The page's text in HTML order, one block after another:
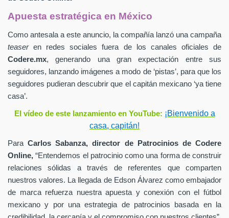
Apuesta estratégica en México
Como antesala a este anuncio, la compañía lanzó una campaña
teaseren redes sociales fuera de los canales oficiales de
Codere.mx,
generando una gran expectación entre sus
seguidores, lanzando imágenes a modo de ‘pistas’, para que los
seguidores pudieran descubrir que el capitán mexicano ‘ya tiene
casa’.
El vídeo de este lanzamiento en YouTube: ¡Bienvenido a
casa, capitán!
ParaCarlos Sabanza, director de Patrocinios de Codere
Online, “Entendemos el patrocinio como una forma de construir
relaciones sólidas a través de referentes que comparten
nuestros valores. La llegada de Edson Álvarez como embajador
de marca refuerza nuestra apuesta y conexión con el fútbol
mexicano y por una estrategia de patrocinios basada en la